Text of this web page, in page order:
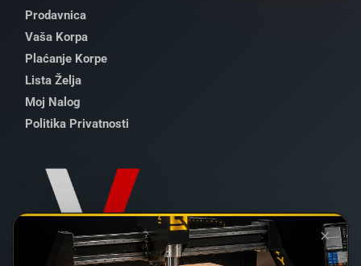
Prodavnica
Vaša Korpa
Plaćanje Korpe
Lista Želja
Moj Nalog
Politika Privatnosti
×